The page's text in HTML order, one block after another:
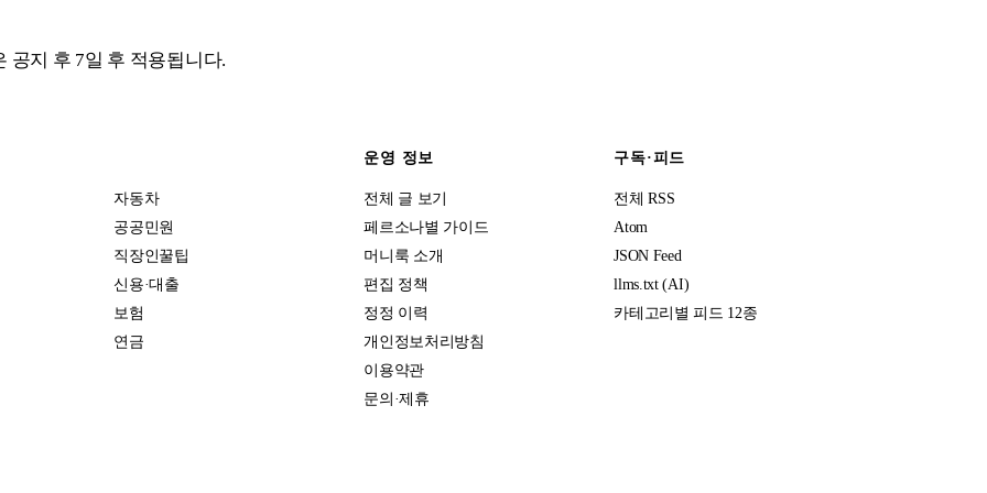
공지 후 7일 후 적용됩니다.
자동차
공공민원
직장인꿀팁
신용·대출
보험
연금
운영 정보
전체 글 보기
페르소나별 가이드
머니룩 소개
편집 정책
정정 이력
개인정보처리방침
이용약관
문의·제휴
구독·피드
전체 RSS
Atom
JSON Feed
llms.txt (AI)
카테고리별 피드 12종